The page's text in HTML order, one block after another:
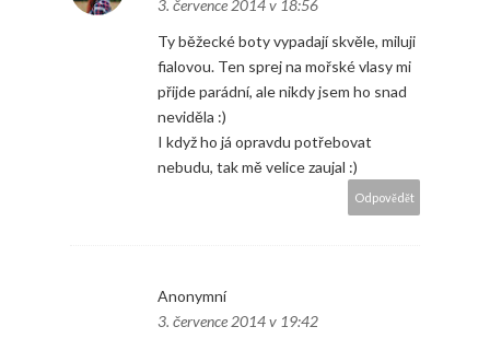
3. července 2014 v 18:56
Ty běžecké boty vypadají skvěle, miluji
fialovou. Ten sprej na mořské vlasy mi
přijde parádní, ale nikdy jsem ho snad
neviděla :)
I když ho já opravdu potřebovat
nebudu, tak mě velice zaujal :)
Odpovědět
Anonymní
3. července 2014 v 19:42